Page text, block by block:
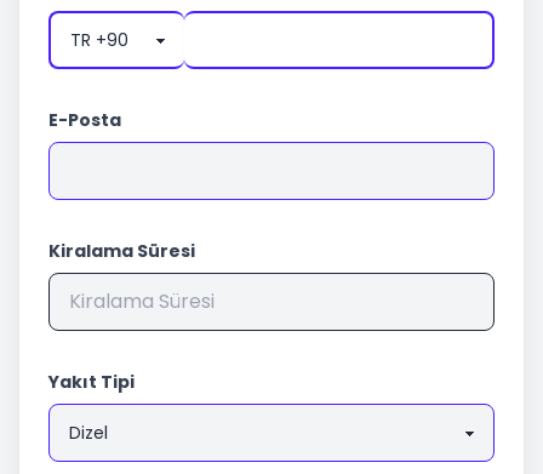
E-Posta
Kiralama Süresi
Yakıt Tipi